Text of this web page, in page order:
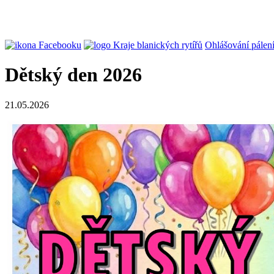
Ohlášování pálení
Dětský den 2026
21.05.2026